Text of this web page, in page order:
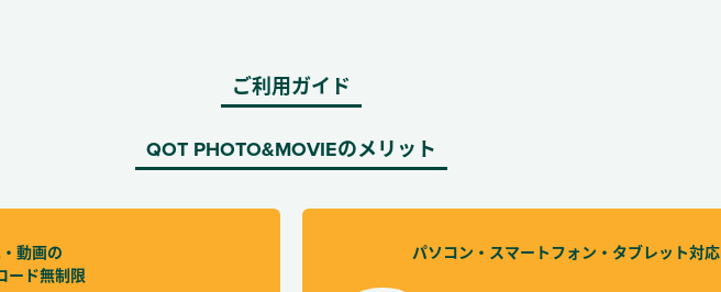
ご利用ガイド
QOT PHOTO&MOVIEのメリット
動画の
ード無制限
パソコン・スマートフォン・タブレット対応